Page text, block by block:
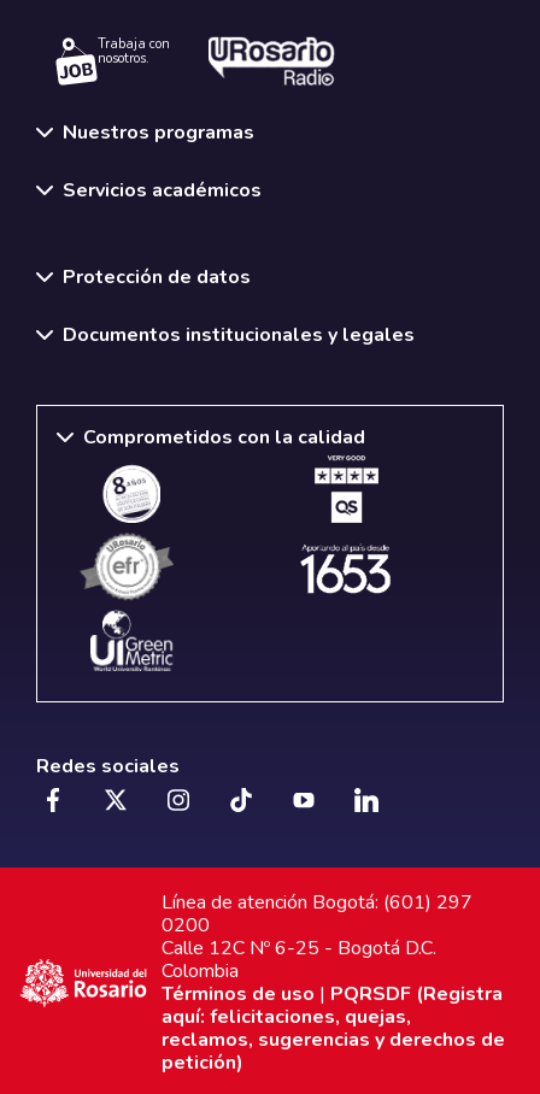
Trabaja con
nosotros.
Nuestros programas
Servicios académicos
Protección de datos
Documentos institucionales y legales
Comprometidos con la calidad
Redes sociales
Línea de atención Bogotá: (601) 297
0200
Calle 12C Nº 6-25 - Bogotá D.C.
Colombia
Términos de uso | PQRSDF (Registra
aquí: felicitaciones, quejas,
reclamos, sugerencias y derechos de
petición)